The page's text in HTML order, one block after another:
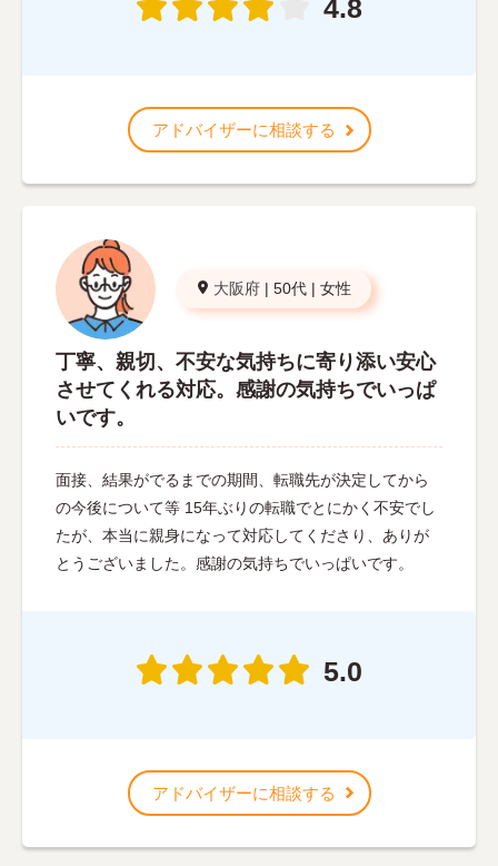
4.8
アドバイザーに相談する
大阪府 | 50代 | 女性
丁寧、親切、不安な気持ちに寄り添い安心
させてくれる対応。感謝の気持ちでいっぱ
いです。
面接、結果がでるまでの期間、転職先が決定してから
の今後について等 15年ぶりの転職でとにかく不安でし
たが、本当に親身になって対応してくださり、ありが
とうございました。感謝の気持ちでいっぱいです。
5.0
アドバイザーに相談する